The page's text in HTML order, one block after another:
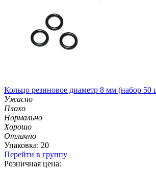
Кольцо резиновое диаметр 8 мм (набор 50
Ужасно
Плохо
Нормально
Хорошо
Отлично
Упаковка: 20
Перейти в группу
Розничная цена: